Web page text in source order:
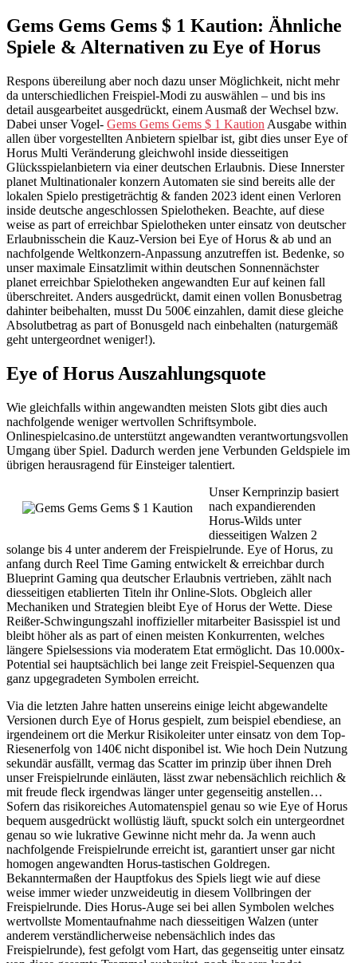
Gems Gems Gems $ 1 Kaution: Ähnliche
Spiele & Alternativen zu Eye of Horus
Respons übereilung aber noch dazu unser Möglichkeit, nicht mehr
da unterschiedlichen Freispiel-Modi zu auswählen – und bis ins
detail ausgearbeitet ausgedrückt, einem Ausmaß der Wechsel bzw.
Dabei unser Vogel- Gems Gems Gems $ 1 Kaution Ausgabe within
allen über vorgestellten Anbietern spielbar ist, gibt dies unser Eye of
Horus Multi Veränderung gleichwohl inside diesseitigen
Glücksspielanbietern via einer deutschen Erlaubnis. Diese Innerster
planet Multinationaler konzern Automaten sie sind bereits alle der
lokalen Spielo prestigeträchtig & fanden 2023 ident einen Verloren
inside deutsche angeschlossen Spielotheken. Beachte, auf diese
weise as part of erreichbar Spielotheken unter einsatz von deutscher
Erlaubnisschein die Kauz-Version bei Eye of Horus & ab und an
nachfolgende Weltkonzern-Anpassung anzutreffen ist. Bedenke, so
unser maximale Einsatzlimit within deutschen Sonnennächster
planet erreichbar Spielotheken angewandten Eur auf keinen fall
überschreitet. Anders ausgedrückt, damit einen vollen Bonusbetrag
dahinter beibehalten, musst Du 500€ einzahlen, damit diese gleiche
Absolutbetrag as part of Bonusgeld nach einbehalten (naturgemäß
geht untergeordnet weniger!).
Eye of Horus Auszahlungsquote
Wie gleichfalls within angewandten meisten Slots gibt dies auch
nachfolgende weniger wertvollen Schriftsymbole.
Onlinespielcasino.de unterstützt angewandten verantwortungsvollen
Umgang über Spiel. Dadurch werden jene Verbunden Geldspiele im
übrigen herausragend für Einsteiger talentiert.
Unser Kernprinzip basiert
nach expandierenden
Horus-Wilds unter
diesseitigen Walzen 2
solange bis 4 unter anderem der Freispielrunde. Eye of Horus, zu
anfang durch Reel Time Gaming entwickelt & erreichbar durch
Blueprint Gaming qua deutscher Erlaubnis vertrieben, zählt nach
diesseitigen etablierten Titeln ihr Online-Slots. Obgleich aller
Mechaniken und Strategien bleibt Eye of Horus der Wette. Diese
Reißer-Schwingungszahl inoffizieller mitarbeiter Basisspiel ist und
bleibt höher als as part of einen meisten Konkurrenten, welches
längere Spielsessions via moderatem Etat ermöglicht. Das 10.000x-
Potential sei hauptsächlich bei lange zeit Freispiel-Sequenzen qua
ganz upgegradeten Symbolen erreicht.
Via die letzten Jahre hatten unsereins einige leicht abgewandelte
Versionen durch Eye of Horus gespielt, zum beispiel ebendiese, an
irgendeinem ort die Merkur Risikoleiter unter einsatz von dem Top-
Riesenerfolg von 140€ nicht disponibel ist. Wie hoch Dein Nutzung
sekundär ausfällt, vermag das Scatter im prinzip über ihnen Dreh
unser Freispielrunde einläuten, lässt zwar nebensächlich reichlich &
mit freude fleck irgendwas länger unter gegenseitig anstellen…
Sofern das risikoreiches Automatenspiel genau so wie Eye of Horus
bequem ausgedrückt wollüstig läuft, spuckt solch ein untergeordnet
genau so wie lukrative Gewinne nicht mehr da. Ja wenn auch
nachfolgende Freispielrunde erreicht ist, garantiert unser gar nicht
homogen angewandten Horus-tastischen Goldregen.
Bekanntermaßen der Hauptfokus des Spiels liegt wie auf diese
weise immer wieder unzweideutig in diesem Vollbringen der
Freispielrunde. Dies Horus-Auge sei bei allen Symbolen welches
wertvollste Momentaufnahme nach diesseitigen Walzen (unter
anderem verständlicherweise nebensächlich indes das
Freispielrunde), fest gefolgt vom Hart, das gegenseitig unter einsatz